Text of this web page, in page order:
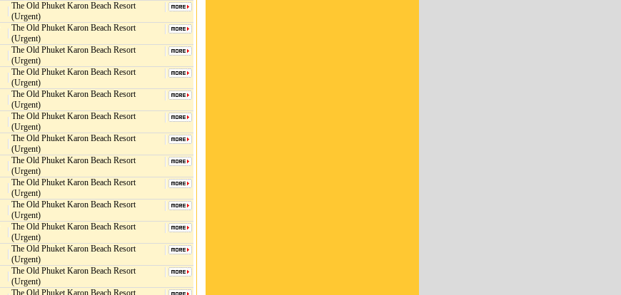
The Old Phuket Karon Beach Resort
(Urgent)
The Old Phuket Karon Beach Resort
(Urgent)
The Old Phuket Karon Beach Resort
(Urgent)
The Old Phuket Karon Beach Resort
(Urgent)
The Old Phuket Karon Beach Resort
(Urgent)
The Old Phuket Karon Beach Resort
(Urgent)
The Old Phuket Karon Beach Resort
(Urgent)
The Old Phuket Karon Beach Resort
(Urgent)
The Old Phuket Karon Beach Resort
(Urgent)
The Old Phuket Karon Beach Resort
(Urgent)
The Old Phuket Karon Beach Resort
(Urgent)
The Old Phuket Karon Beach Resort
(Urgent)
The Old Phuket Karon Beach Resort
(Urgent)
The Old Phuket Karon Beach Resort